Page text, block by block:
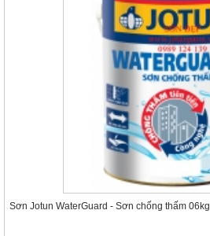
Sơn Jotun WaterGuard - Sơn chống thấm 06kg